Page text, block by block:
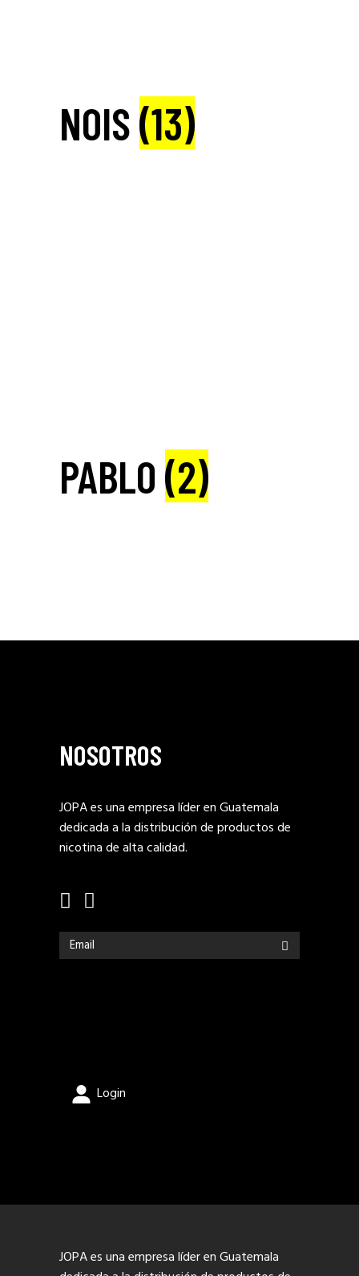
NOIS(13)
PABLO(2)
NOSOTROS
JOPA es una empresa líder en Guatemala
dedicada a la distribución de productos de
nicotina de alta calidad.
Login
JOPA es una empresa líder en Guatemala